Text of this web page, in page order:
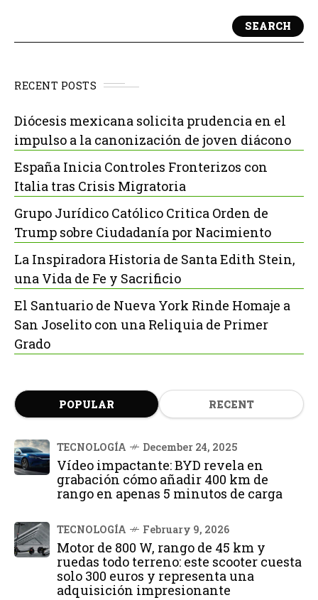
SEARCH
RECENT POSTS
Diócesis mexicana solicita prudencia en el
impulso a la canonización de joven diácono
España Inicia Controles Fronterizos con
Italia tras Crisis Migratoria
Grupo Jurídico Católico Critica Orden de
Trump sobre Ciudadanía por Nacimiento
La Inspiradora Historia de Santa Edith Stein,
una Vida de Fe y Sacrificio
El Santuario de Nueva York Rinde Homaje a
San Joselito con una Reliquia de Primer
Grado
POPULAR RECENT
TECNOLOGÍA December 24, 2025
Vídeo impactante: BYD revela en
grabación cómo añadir 400 km de
rango en apenas 5 minutos de carga
TECNOLOGÍA February 9, 2026
Motor de 800 W, rango de 45 km y
ruedas todo terreno: este scooter cuesta
solo 300 euros y representa una
adquisición impresionante